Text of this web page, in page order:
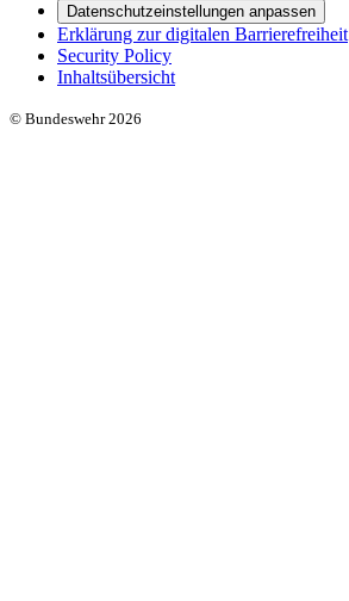
Datenschutzeinstellungen anpassen
Erklärung zur digitalen Barrierefreiheit
Security Policy
Inhaltsübersicht
© Bundeswehr 2026